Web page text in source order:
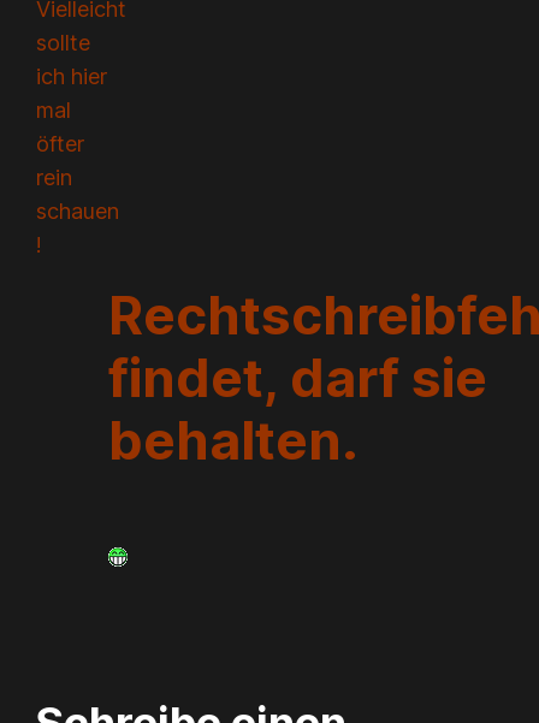
Vielleicht
sollte
ich hier
mal
öfter
rein
schauen
!
findet, darf sie
behalten.